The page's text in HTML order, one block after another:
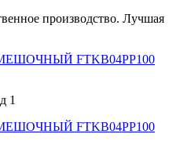
производство. Лучшая
1